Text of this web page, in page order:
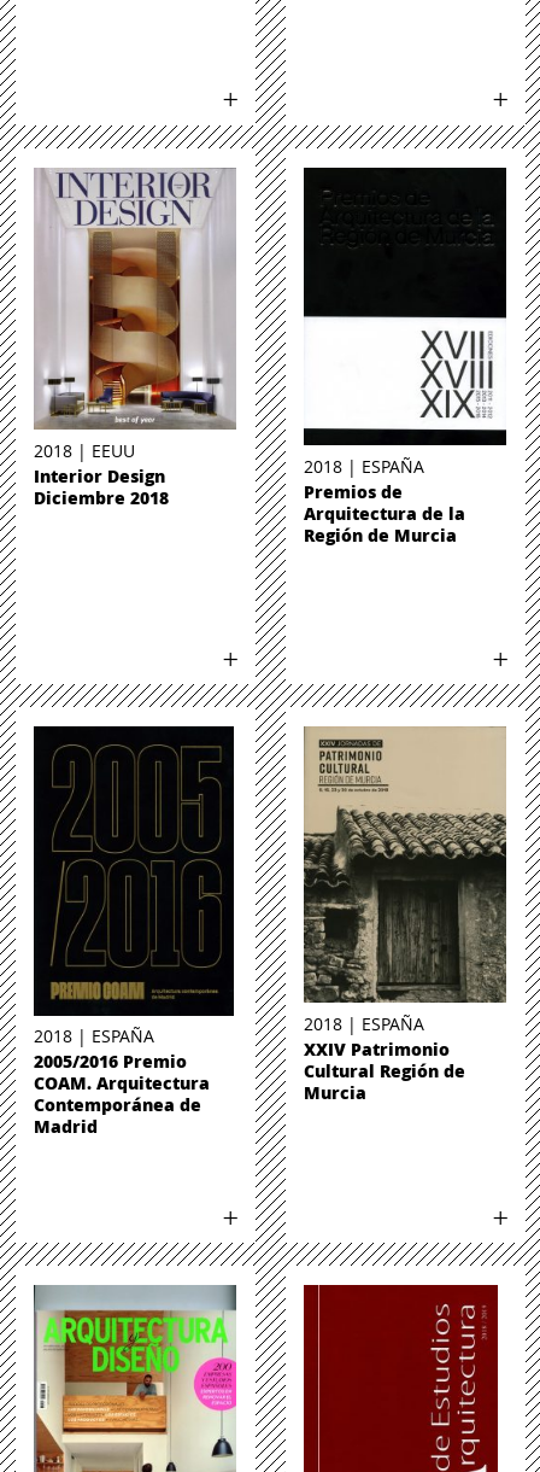
2018 | EEUU
Interior Design
Diciembre 2018
2018 | ESPAÑA
Premios de
Arquitectura de la
Región de Murcia
2018 | ESPAÑA
2005/2016 Premio
COAM. Arquitectura
Contemporánea de
Madrid
2018 | ESPAÑA
XXIV Patrimonio
Cultural Región de
Murcia